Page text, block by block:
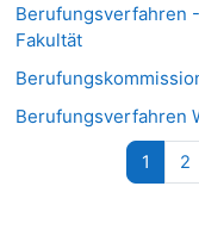
Berufungsverfahren
Fakultät
Berufungsverfahren
1 Strona
2